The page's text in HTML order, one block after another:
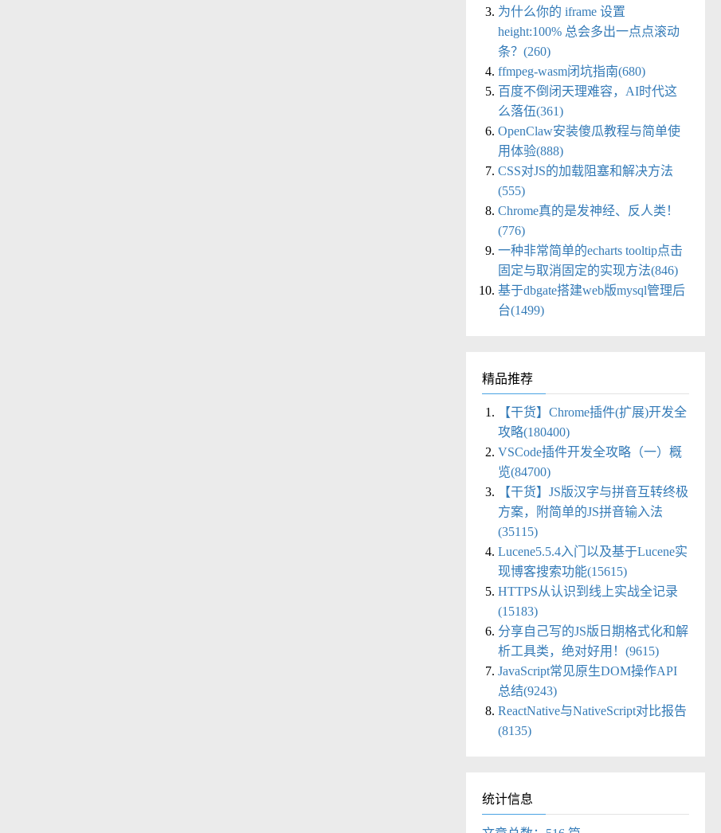
为什么你的 iframe 设置
height:100% 总会多出一点点滚动
条？(260)
ffmpeg-wasm闭坑指南(680)
百度不倒闭天理难容，AI时代这
么落伍(361)
OpenClaw安装傻瓜教程与简单使
用体验(888)
CSS对JS的加载阻塞和解决方法
(555)
Chrome真的是发神经、反人类！
(776)
一种非常简单的echarts tooltip点击
固定与取消固定的实现方法(846)
基于dbgate搭建web版mysql管理后
台(1499)
精品推荐
【干货】Chrome插件(扩展)开发全
攻略(180400)
VSCode插件开发全攻略（一）概
览(84700)
【干货】JS版汉字与拼音互转终极
方案，附简单的JS拼音输入法
(35115)
Lucene5.5.4入门以及基于Lucene实
现博客搜索功能(15615)
HTTPS从认识到线上实战全记录
(15183)
分享自己写的JS版日期格式化和解
析工具类，绝对好用！(9615)
JavaScript常见原生DOM操作API
总结(9243)
ReactNative与NativeScript对比报告
(8135)
统计信息